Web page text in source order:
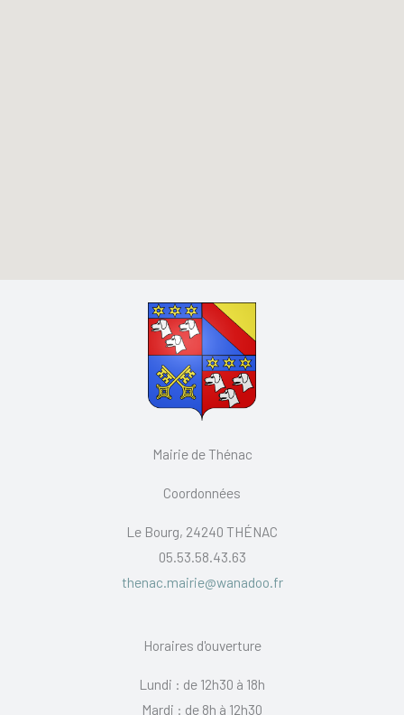
Mairie de Thénac
Coordonnées
Le Bourg, 24240 THÉNAC
05.53.58.43.63
thenac.mairie@wanadoo.fr
Horaires d'ouverture
Lundi : de 12h30 à 18h
Mardi : de 8h à 12h30